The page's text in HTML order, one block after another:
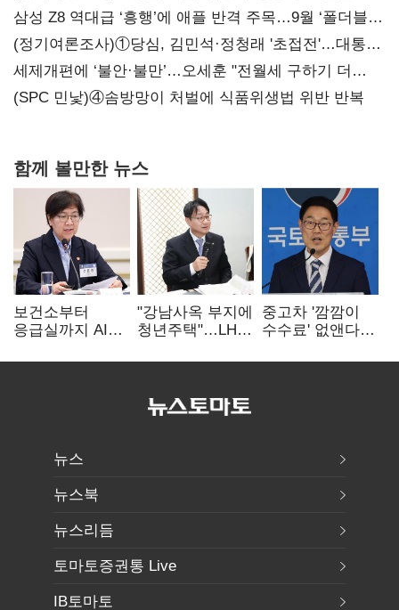
삼성 Z8 역대급 ‘흥행’에 애플 반격 주목…9월 ‘폴더블
대전’
(정기여론조사)①당심, 김민석·정청래 '초접전'…대통령
지지도 '50% 아래로'(종합)
세제개편에 ‘불안·불만’…오세훈 "전월세 구하기 더
힘들어질 것"
(SPC 민낯)④솜방망이 처벌에 식품위생법 위반 반복
함께 볼만한 뉴스
보건소부터
응급실까지 AI
혁신 본격화
"강남사옥 부지에
청년주택"…LH도
중고차 '깜깜이
수수료' 없앤다…
생기면 환불
뉴스
뉴스북
뉴스리듬
토마토증권통 Live
IB토마토